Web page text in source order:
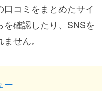
コミをまとめたサイ
を確認したり、SNSを
せん。
ー